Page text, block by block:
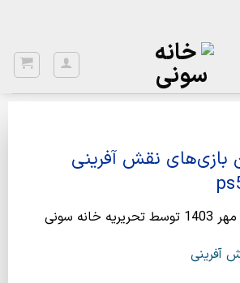
بازی‌های نقش آفرینی
توسط تحریریه خانه سونی